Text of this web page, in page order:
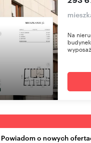
Na
Powiadom o nowych